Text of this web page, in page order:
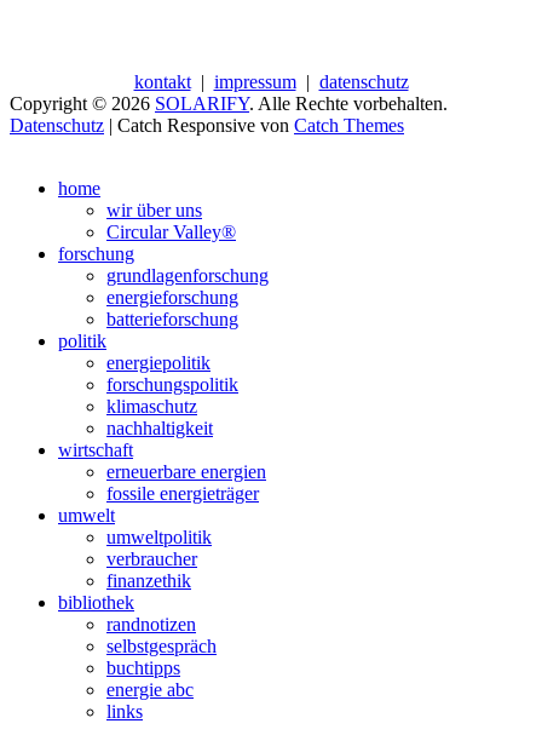
kontakt| impressum| datenschutz
Copyright © 2026 SOLARIFY. Alle Rechte vorbehalten.
Datenschutz | Catch Responsive von Catch Themes
oben
scrollen
home
wir über uns
Circular Valley®
forschung
grundlagenforschung
energieforschung
batterieforschung
politik
energiepolitik
forschungspolitik
klimaschutz
nachhaltigkeit
wirtschaft
erneuerbare energien
fossile energieträger
umwelt
umweltpolitik
verbraucher
finanzethik
bibliothek
randnotizen
selbstgespräch
buchtipps
energie abc
links